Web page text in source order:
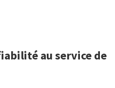
au service de